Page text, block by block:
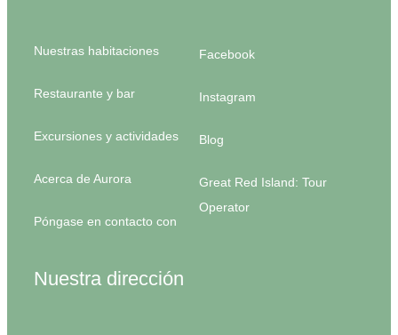
Nuestras habitaciones
Restaurante y bar
Excursiones y actividades
Acerca de Aurora
Póngase en contacto con
Facebook
Instagram
Blog
Great Red Island: Tour
Operator
Nuestra dirección